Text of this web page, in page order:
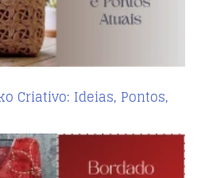
Criativo: Ideias, Pontos,